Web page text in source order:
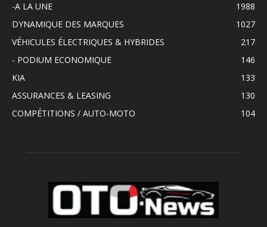
-A LA UNE
1988
DYNAMIQUE DES MARQUES
1027
VÉHICULES ÉLECTRIQUES & HYBRIDES
217
- PODIUM ECONOMIQUE
146
KIA
133
ASSURANCES & LEASING
130
COMPÉTITIONS / AUTO-MOTO
104